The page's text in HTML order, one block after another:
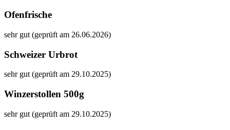
Ofenfrische
sehr gut (geprüft am 26.06.2026)
Schweizer Urbrot
sehr gut (geprüft am 29.10.2025)
Winzerstollen 500g
sehr gut (geprüft am 29.10.2025)